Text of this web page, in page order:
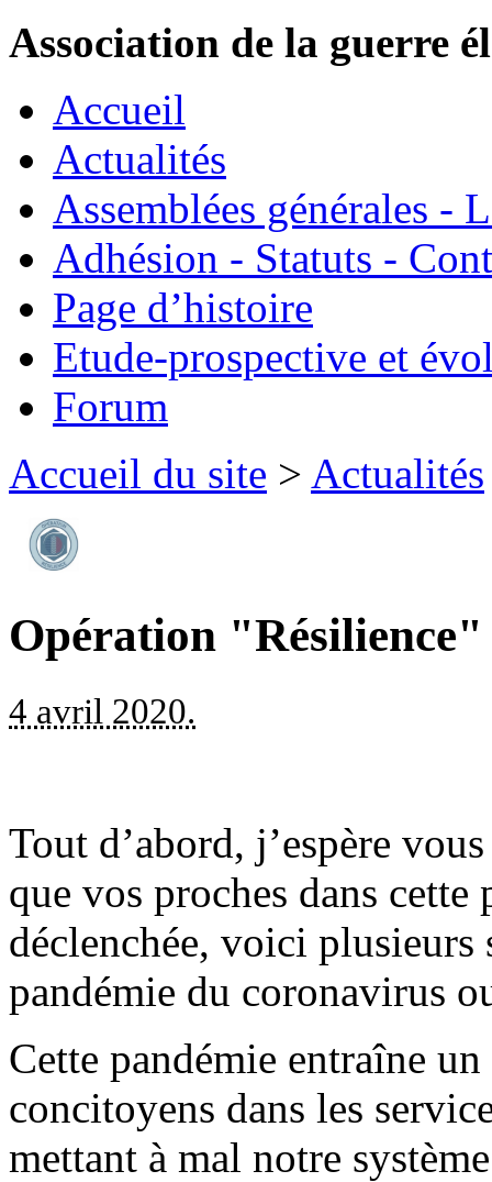
Association de la guerre
Accueil
Actualités
Assemblées générales -
Adhésion - Statuts -
Page d’histoire
Etude-prospective et
Forum
Accueil du site > Actualités
Opération "Résilience"
4 avril 2020.
Tout d’abord, j’espère
que vos proches dans
déclenchée, voici plusieurs
pandémie du coronavirus
Cette pandémie entraîne
concitoyens dans les
mettant à mal notre